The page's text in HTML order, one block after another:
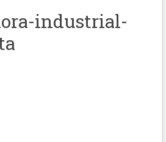
industrial-